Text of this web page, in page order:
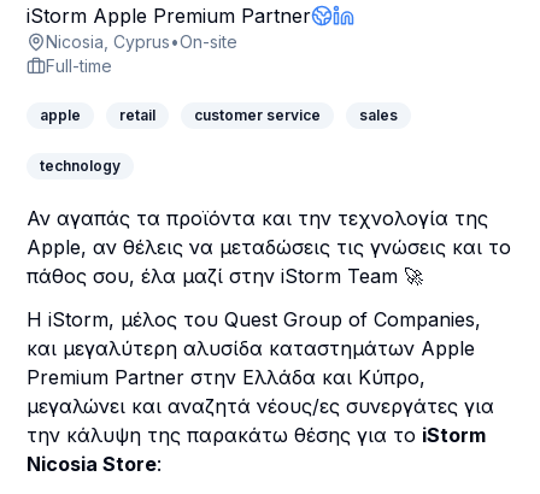
iStorm Apple Premium PartnerCompany Page
Nicosia, Cyprus•On-site
Full-time
apple retail customer service sales
technology
Αν αγαπάς τα προϊόντα και την τεχνολογία της
Apple, αν θέλεις να μεταδώσεις τις γνώσεις και το
πάθος σου, έλα μαζί στην iStorm Team 🚀
H iStorm, μέλος του Quest Group of Companies,
και μεγαλύτερη αλυσίδα καταστημάτων Apple
Premium Partner στην Ελλάδα και Κύπρο,
μεγαλώνει και αναζητά νέους/ες συνεργάτες για
την κάλυψη της παρακάτω θέσης για το iStorm
Nicosia Store: